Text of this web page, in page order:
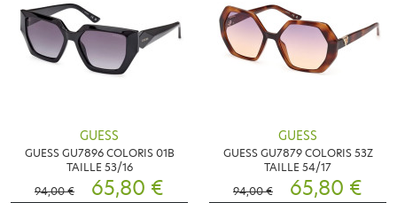
GUESS
GUESS GU7896 COLORIS 01B
TAILLE 53/16
94,00 €
65,80 €
GUESS
GUESS GU7879 COLORIS 53Z
TAILLE 54/17
94,00 €
65,80 €